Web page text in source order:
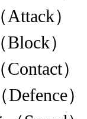
）
）
）
）